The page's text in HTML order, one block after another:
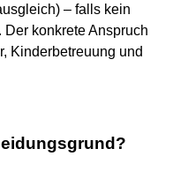
– falls kein
konkrete Anspruch
Kinderbetreuung und